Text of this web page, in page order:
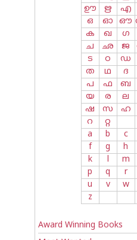
ഊ
ഋ എ
ഒ
ഓ ഔ
ക
ഖ ഗ
ച
ഛ ജ
ട
ഠ ഡ
ത
ഥ ദ
പ
ഫ ബ
യ
ര ല
ഷ
സ ഹ
റ
റ്റ
a
b c
f
g h
k
l m
p
q r
u
v w
z
Award Winning Books